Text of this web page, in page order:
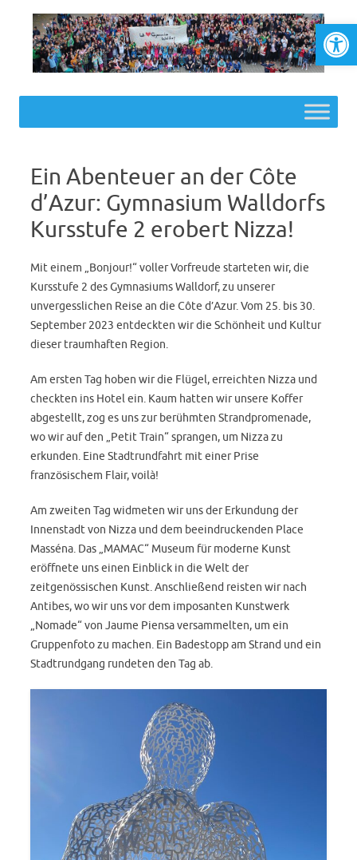
Ein Abenteuer an der Côte
d’Azur: Gymnasium Walldorfs
Kursstufe 2 erobert Nizza!
Mit einem „Bonjour!“ voller Vorfreude starteten wir, die
Kursstufe 2 des Gymnasiums Walldorf, zu unserer
unvergesslichen Reise an die Côte d’Azur. Vom 25. bis 30.
September 2023 entdeckten wir die Schönheit und Kultur
dieser traumhaften Region.
Am ersten Tag hoben wir die Flügel, erreichten Nizza und
checkten ins Hotel ein. Kaum hatten wir unsere Koffer
abgestellt, zog es uns zur berühmten Strandpromenade,
wo wir auf den „Petit Train“ sprangen, um Nizza zu
erkunden. Eine Stadtrundfahrt mit einer Prise
französischem Flair, voilà!
Am zweiten Tag widmeten wir uns der Erkundung der
Innenstadt von Nizza und dem beeindruckenden Place
Masséna. Das „MAMAC“ Museum für moderne Kunst
eröffnete uns einen Einblick in die Welt der
zeitgenössischen Kunst. Anschließend reisten wir nach
Antibes, wo wir uns vor dem imposanten Kunstwerk
„Nomade“ von Jaume Piensa versammelten, um ein
Gruppenfoto zu machen. Ein Badestopp am Strand und ein
Stadtrundgang rundeten den Tag ab.